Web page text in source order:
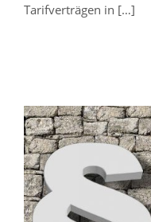
Tarifverträgen in […]